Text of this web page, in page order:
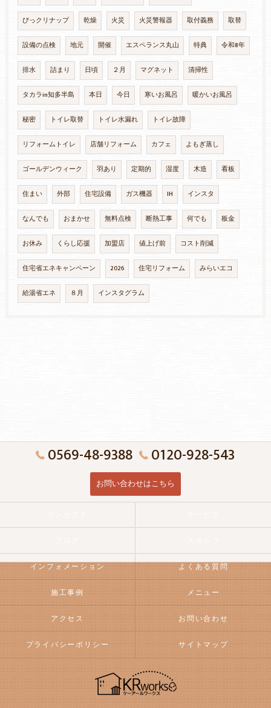
びっクリナップ 乾燥 火災 火災警報器 取付義務 取替
設備の点検 地元 開催 エスペランス丸山 特典 令和8年
排水 詰まり 日頃 ２月 マグネット 清掃性
タカラin知多半島 本日 今日 寒いお風呂 暖かいお風呂
秘密 トイレ取替 トイレ水漏れ トイレ故障
リフォームトイレ 店舗リフォーム カフェ よもぎ蒸し
ゴールデンウィーク 羽あり 定期的 湿度 木造 看板
住まい 外部 住宅設備 ガス機器 IH インスタ
なんでも おまかせ 無料点検 断熱工事 何でも 板金
お休み くらし応援 加盟店 値上げ前 コスト削減
住宅省エネキャンペーン 2026 住宅リフォーム みらいエコ
給湯省エネ ８月 インスタグラム
0569-48-9388 0120-928-543
お問い合わせはこちら
インフォメーション よくある質問
施工事例 メニュー
アクセス お問い合わせ
プライバシーポリシー サイトマップ